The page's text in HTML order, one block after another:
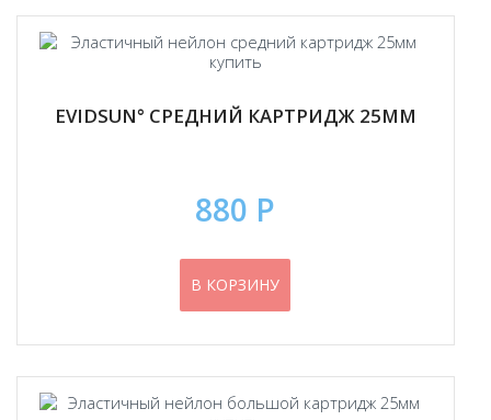
EVIDSUN° СРЕДНИЙ КАРТРИДЖ 25ММ
880 Р
В КОРЗИНУ